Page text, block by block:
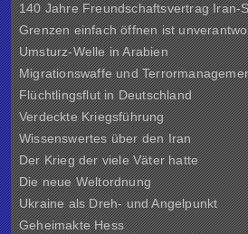
140 Jahre Freundschaftsvertrag Iran-
Grenzen einfach öffnen ist
Umsturz-Welle in Arabien
Migrationswaffe und
Flüchtlingsflut in Deutschland
Verdeckte Kriegsführung
Wissenswertes über den Iran
Der Krieg der viele Väter hatte
Die neue Weltordnung
Ukraine als Dreh- und Angelpunkt
Geheimakte Hess